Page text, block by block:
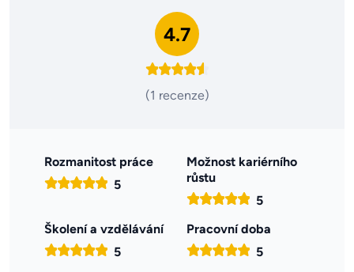
4.7
(1 recenze)
Rozmanitost práce
5
Možnost kariérního
růstu
5
Školení a vzdělávání
5
Pracovní doba
5